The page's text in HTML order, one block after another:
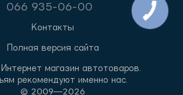
066 935-06-00
Контакты
Полная версия сайта
магазин автотоваров.
рекомендуют именно нас.
© 2009—2026